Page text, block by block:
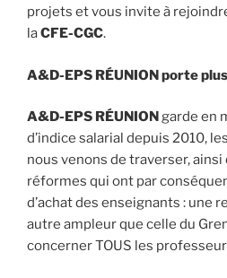
projets et vous invite à
laCFE-CGC.
A&D-EPS RÉUNION porte
A&D-EPS RÉUNION garde en
d’indice salarial depuis 2010,
nous venons de traverser,
réformes qui ont par
d’achat des enseignants : une
autre ampleur que celle du
concerner TOUS les